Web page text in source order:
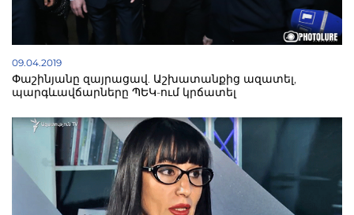
09.04.2019
Փաշինյանը զայրացավ. Աշխատանքից ազատել,
պարգևավճարները ՊԵԿ-ում կրճատել